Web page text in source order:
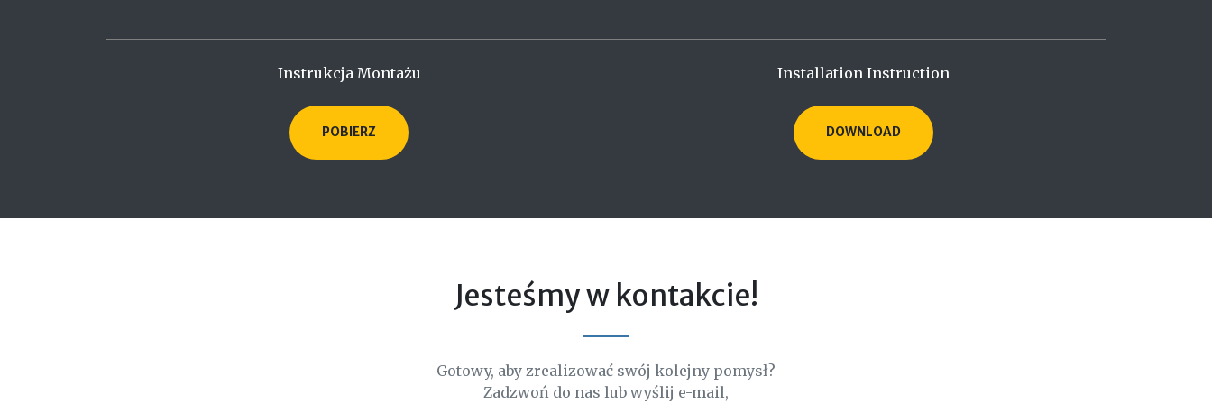
Instrukcja Montażu
POBIERZ
Installation Instruction
DOWNLOAD
Jesteśmy w kontakcie!
Gotowy, aby zrealizować swój kolejny pomysł?
Zadzwoń do nas lub wyślij e-mail,